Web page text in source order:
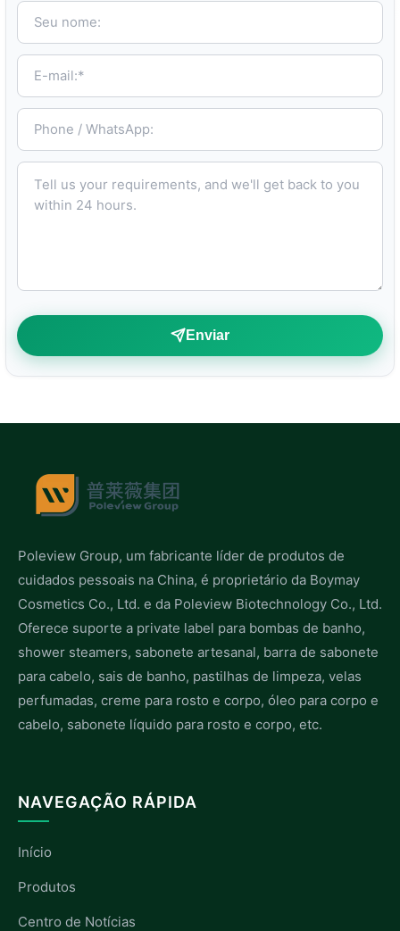
Seu nome:
E-mail:*
Phone / WhatsApp:
Tell us your requirements, and we'll get back to you within 24 hours.
Enviar
Poleview Group, um fabricante líder de produtos de
cuidados pessoais na China, é proprietário da Boymay
Cosmetics Co., Ltd. e da Poleview Biotechnology Co., Ltd.
Oferece suporte a private label para bombas de banho,
shower steamers, sabonete artesanal, barra de sabonete
para cabelo, sais de banho, pastilhas de limpeza, velas
perfumadas, creme para rosto e corpo, óleo para corpo e
cabelo, sabonete líquido para rosto e corpo, etc.
NAVEGAÇÃO RÁPIDA
Início
Produtos
Centro de Notícias